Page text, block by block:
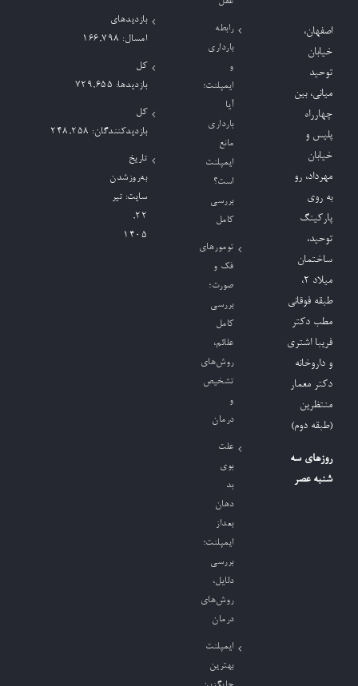
اصفهان،
خیابان
توحید
میانی، بین
چهارراه
پلیس و
خیابان
مهرداد، رو
به روی
پارکینگ
توحید،
ساختمان
میلاد ٢،
طبقه فوقانی
مطب دکتر
فریبا اشتری
و داروخانه
دکتر معمار
منتظرین
(طبقه دوم)
روزهای سه
شنبه عصر
رابطه
بارداری
و
ایمپلنت؛
آیا
بارداری
مانع
ایمپلنت
است؟
بررسی
کامل
تومورهای
فک و
صورت؛
بررسی
کامل
علائم،
روش‌های
تشخیص
و
درمان
علت
بوی
بد
دهان
بعداز
ایمپلنت؛
بررسی
دلایل،
روش‌های
درمان
ایمپلنت
بهترین
بازدیدهای
امسال: 166,798
کل
بازدیدها: 729,655
کل
بازدیدکنند‌گان: 248,258
تاریخ
به‌روزشدن
سایت: تیر
۲۲,
۱۴۰۵